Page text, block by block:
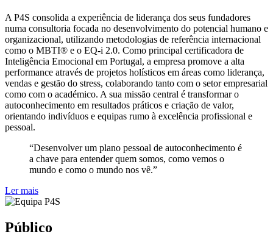
A P4S consolida a experiência de liderança dos seus fundadores
numa consultoria focada no desenvolvimento do potencial humano e
organizacional, utilizando metodologias de referência internacional
como o MBTI® e o EQ-i 2.0. Como principal certificadora de
Inteligência Emocional em Portugal, a empresa promove a alta
performance através de projetos holísticos em áreas como liderança,
vendas e gestão do stress, colaborando tanto com o setor empresarial
como com o académico. A sua missão central é transformar o
autoconhecimento em resultados práticos e criação de valor,
orientando indivíduos e equipas rumo à excelência profissional e
pessoal.
“Desenvolver um plano pessoal de autoconhecimento é
a chave para entender quem somos, como vemos o
mundo e como o mundo nos vê.”
Ler mais
Público